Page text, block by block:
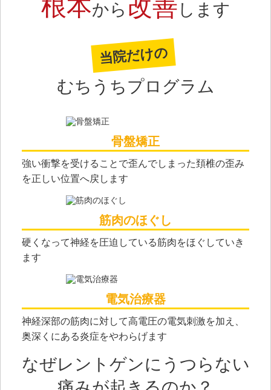
根本から 改善 します
当院だけの
むちうちプログラム
⾻盤矯正
強い衝撃を受けることで歪んでしまった頚椎の歪み
を正しい位置へ戻します
筋⾁のほぐし
硬くなって神経を圧迫している筋⾁をほぐしていき
ます
電気治療器
神経深部の筋⾁に対して⾼電圧の電気刺激を加え、
奥深くにある炎症をやわらげます
なぜレントゲンにうつらない